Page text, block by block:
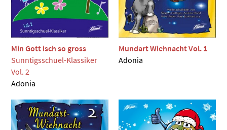
Min Gott isch so gross
Sunntigsschuel-Klassiker
Vol. 2
Adonia
Mundart Wiehnacht Vol. 1
Adonia